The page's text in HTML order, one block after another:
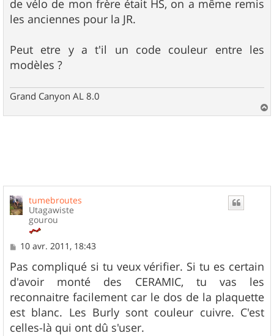
de vélo de mon frère était HS, on a même remis
les anciennes pour la JR.
Peut etre y a t'il un code couleur entre les
modèles ?
Grand Canyon AL 8.0
a
tumebroutes
Utagawiste
gourou
M
s
s
a
g
e
10 avr. 2011, 18:43
Pas compliqué si tu veux vérifier. Si tu es certain
d'avoir monté des CERAMIC, tu vas les
reconnaitre facilement car le dos de la plaquette
est blanc. Les Burly sont couleur cuivre. C'est
celles-là qui ont dû s'user.